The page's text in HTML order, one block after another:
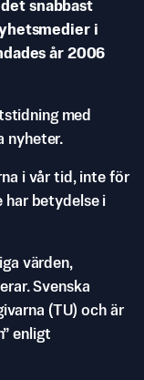
snabbast
i
år 2006
med
nyheter.
i vår tid, inte för
har betydelse i
värden,
Svenska
(TU) och är
enligt